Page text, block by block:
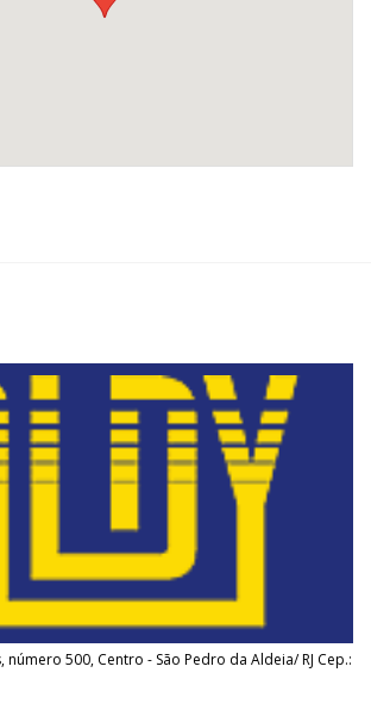
número 500, Centro - São Pedro da Aldeia/ RJ Cep.: